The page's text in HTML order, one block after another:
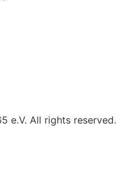
e.V. All rights reserved.